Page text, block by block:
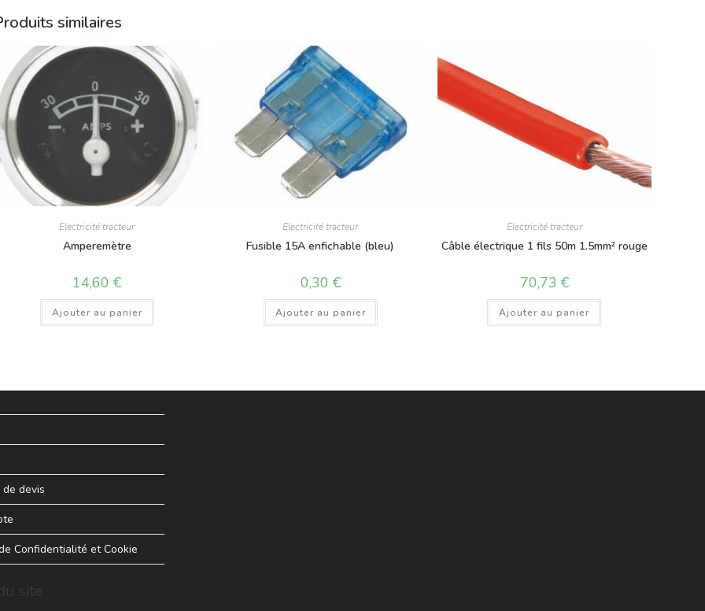
similaires
Electricité tracteur
Amperemètre
14,60€
Ajouter au panier
Electricité tracteur
Fusible 15A enfichable (bleu)
0,30 €
Ajouter au panier
Electricité tracteur
Câble électrique 1 fils 50m 1.5mm² rouge
70,73 €
Ajouter au panier
devis
Confidentialité et Cookie